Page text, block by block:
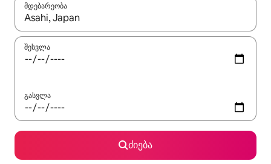
მდებარეობა
როცა შედეგები ხელმისაწვდომი გახდება, ნავიგაციისთვის
შესვლა
გასვლა
ძიება